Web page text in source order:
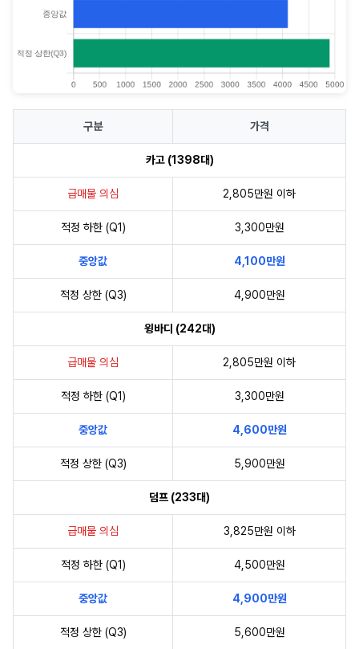
구분 가격
카고 (1398대)
급매물 의심 2,805만원 이하
적정 하한 (Q1) 3,300만원
중앙값 4,100만원
적정 상한 (Q3) 4,900만원
윙바디 (242대)
급매물 의심 2,805만원 이하
적정 하한 (Q1) 3,300만원
중앙값 4,600만원
적정 상한 (Q3) 5,900만원
덤프 (233대)
급매물 의심 3,825만원 이하
적정 하한 (Q1) 4,500만원
중앙값 4,900만원
적정 상한 (Q3) 5,600만원